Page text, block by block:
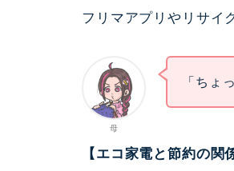
フリマアプリやリサイ
母
「ちょ
【エコ家電と節約の関